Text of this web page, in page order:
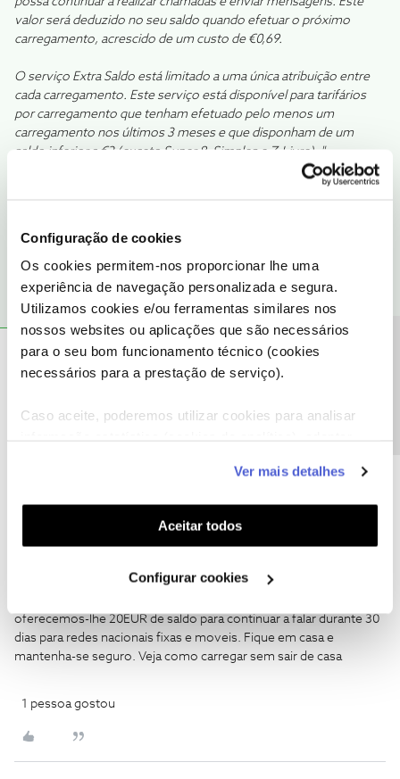
Configuração de cookies
Os cookies permitem-nos proporcionar lhe uma
experiência de navegação personalizada e segura.
Utilizamos cookies e/ou ferramentas similares nos
nossos websites ou aplicações que são necessários
para o seu bom funcionamento técnico (cookies
necessários para a prestação de serviço).
Caso aceite, poderemos utilizar cookies para analisar
funcionalidades (cookies de personalização e
funcionalidade) e adaptar anúncios aos seus interesses
(cookies de publicidade personalizada). Pode gerir a
utilização dos cookies clicando em "Configurar
Ver mais detalhes
Aceitar todos
Configurar cookies
valor será deduzido no seu saldo quando efetuar o próximo
carregamento, acrescido de um custo de €0,69​.
O serviço Extra Saldo está limitado a uma única atribuição entre
cada carregamento. Este serviço está disponível para tarifários
por carregamento que tenham efetuado pelo menos um
carregamento nos últimos 3 meses e que disponham de um
saldo inferior a €2 (exceto Super 8, Simples e Z-Livre). "​
http://www.nos.pt/particulares/telemovel/servicos/Paginas/Ges
1 pessoa gostou
V Vicente5 Forum|Forum|6 years ago
o prazo e até ao fim do mês
oferecemos-lhe 20EUR de saldo para continuar a falar durante 30
dias para redes nacionais fixas e moveis. Fique em casa e
mantenha-se seguro. Veja como carregar sem sair de casa
1 pessoa gostou